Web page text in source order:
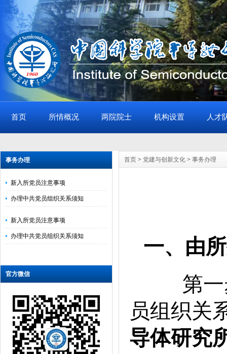
首页 所情概况 两院院士 机构设置 人才
事务办理
新入所党员注意事项
办理中共党员组织关系须知
新入所党员注意事项
办理中共党员组织关系须知
官方微信
首页 > 党建与创新文化 > 事务办理
一、由
第一
员组织关
导体研究